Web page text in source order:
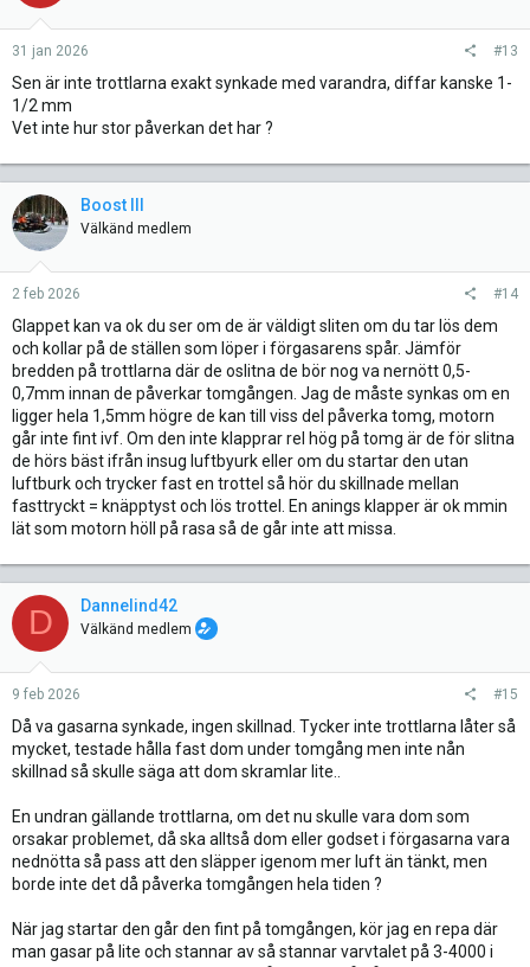
31 jan 2026 #13
Sen är inte trottlarna exakt synkade med varandra, diffar kanske 1-
1/2 mm
Vet inte hur stor påverkan det har ?
Boost III
Välkänd medlem
2 feb 2026 #14
Glappet kan va ok du ser om de är väldigt sliten om du tar lös dem
och kollar på de ställen som löper i förgasarens spår. Jämför
bredden på trottlarna där de oslitna de bör nog va nernött 0,5-
0,7mm innan de påverkar tomgången. Jag de måste synkas om en
ligger hela 1,5mm högre de kan till viss del påverka tomg, motorn
går inte fint ivf. Om den inte klapprar rel hög på tomg är de för slitna
de hörs bäst ifrån insug luftbyurk eller om du startar den utan
luftburk och trycker fast en trottel så hör du skillnade mellan
fasttryckt = knäpptyst och lös trottel. En anings klapper är ok mmin
lät som motorn höll på rasa så de går inte att missa.
D Dannelind42
Välkänd medlem
9 feb 2026 #15
Då va gasarna synkade, ingen skillnad. Tycker inte trottlarna låter så
mycket, testade hålla fast dom under tomgång men inte nån
skillnad så skulle säga att dom skramlar lite..
En undran gällande trottlarna, om det nu skulle vara dom som
orsakar problemet, då ska alltså dom eller godset i förgasarna vara
nednötta så pass att den släpper igenom mer luft än tänkt, men
borde inte det då påverka tomgången hela tiden ?
När jag startar den går den fint på tomgången, kör jag en repa där
man gasar på lite och stannar av så stannar varvtalet på 3-4000 i